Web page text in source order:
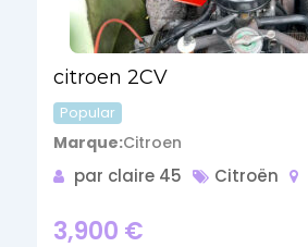
citroen 2CV
Popular
Marque Citroen
par claire 45 Citroën
3,900 €